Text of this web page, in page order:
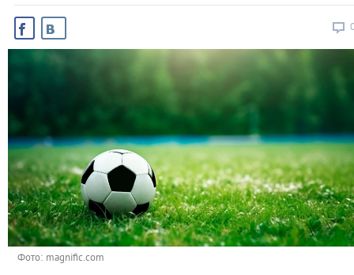
Фото: magnific.com